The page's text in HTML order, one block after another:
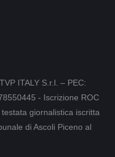
ITALY S.r.l. – PEC:
- Iscrizione ROC
giornalistica iscritta
di Ascoli Piceno al